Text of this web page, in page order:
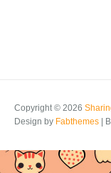
Copyright © 2026
Design by Fabthemes |